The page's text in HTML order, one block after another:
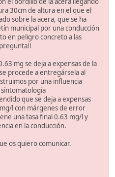
30cm de altura en el que el
sobre la acera, que se ha
municipal por una conducción
en peligro concreto a las
mg se deja a expensas de la
procede a entregársela al
por una influencia
que se deja a expensas
l con márgenes de error
una tasa final 0.63 mg/l y
en la conducción.
os quiero comunicar.